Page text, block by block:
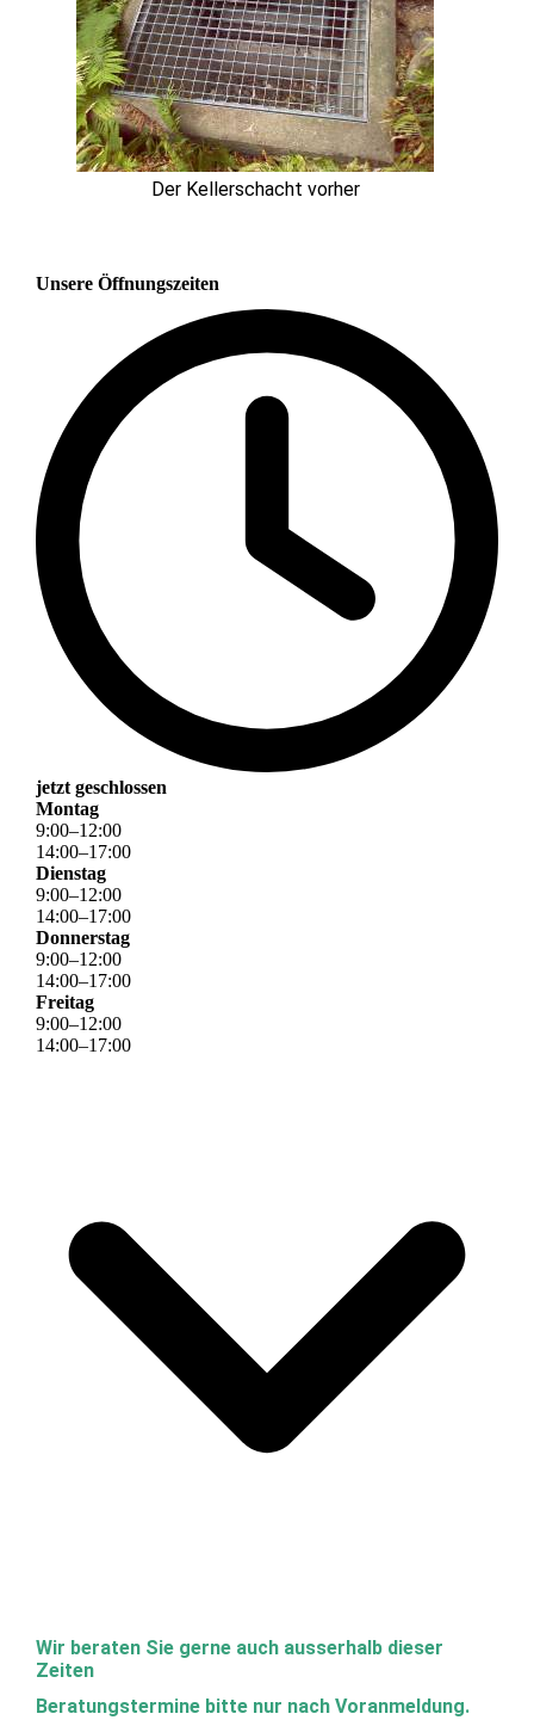
Der Kellerschacht vorher
Unsere Öffnungszeiten
jetzt geschlossen
Montag
9:00–12:00
14:00–17:00
Dienstag
9:00–12:00
14:00–17:00
Donnerstag
9:00–12:00
14:00–17:00
Freitag
9:00–12:00
14:00–17:00
Wir beraten Sie gerne auch ausserhalb dieser
Zeiten
Beratungstermine bitte nur nach Voranmeldung.